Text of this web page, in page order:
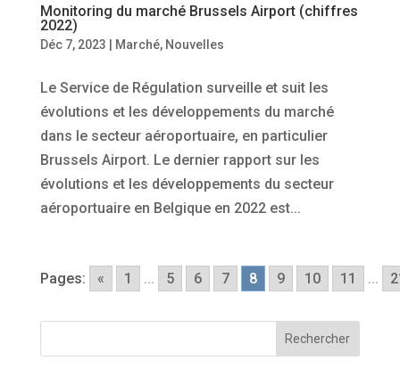
Monitoring du marché Brussels Airport (chiffres
2022)
Déc 7, 2023 Marché, Nouvelles
Le Service de Régulation surveille et suit les
évolutions et les développements du marché
dans le secteur aéroportuaire, en particulier
Brussels Airport. Le dernier rapport sur les
évolutions et les développements du secteur
aéroportuaire en Belgique en 2022 est...
Pages: « 1 ... 5 6 7 8 9 10 11 ...